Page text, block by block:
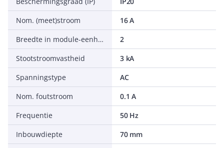
Nom. (meet)stroom
16 A
Breedte in module-eenheden
2
Stootstroomvastheid
3 kA
Spanningstype
AC
Nom. foutstroom
0.1 A
Frequentie
50 Hz
Inbouwdiepte
70 mm